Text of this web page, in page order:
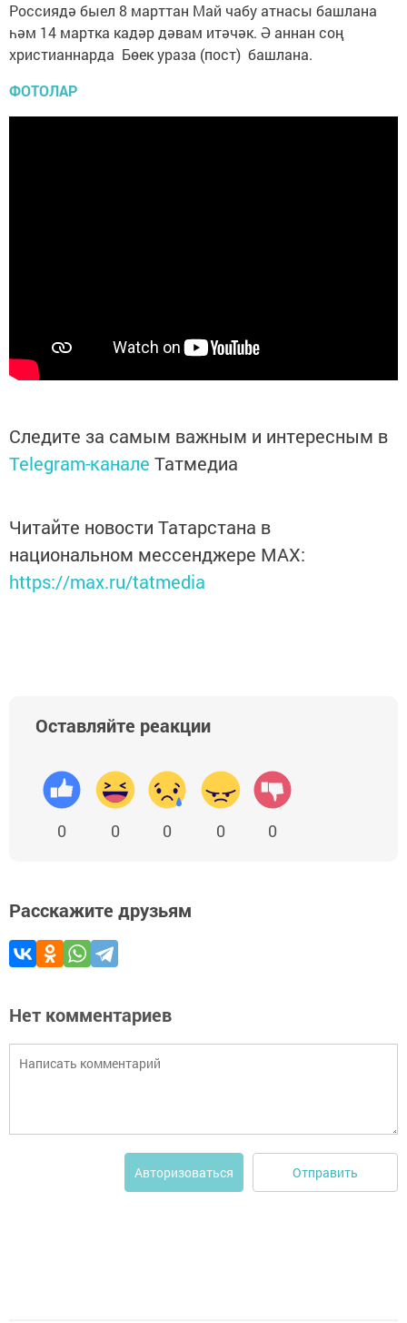
Россиядә быел 8 марттан Май чабу атнасы башлана
һәм 14 мартка кадәр дәвам итәчәк. Ә аннан соң
христианнарда Бөек ураза (пост) башлана.
ФОТОЛАР
Следите за самым важным и интересным в
Telegram-канале Татмедиа
Читайте новости Татарстана в
национальном мессенджере MАХ:
https://max.ru/tatmedia
Оставляйте реакции
0 0 0 0 0
Расскажите друзьям
Нет комментариев
Авторизоваться Отправить